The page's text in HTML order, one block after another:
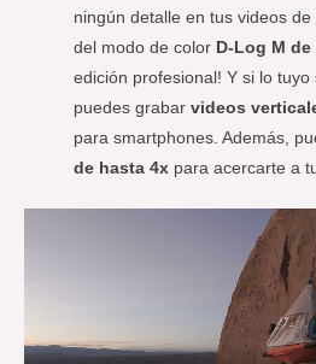
ningún detalle en tus videos
del modo de color D-Log M
edición profesional! Y si lo
puedes grabarvideos
para smartphones. Además,
de hasta 4x para acercarte a